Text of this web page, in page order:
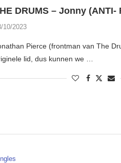
DRUMS – Jonny (ANTI-
10/2023
Pierce (frontman van The
lid, dus kunnen we …